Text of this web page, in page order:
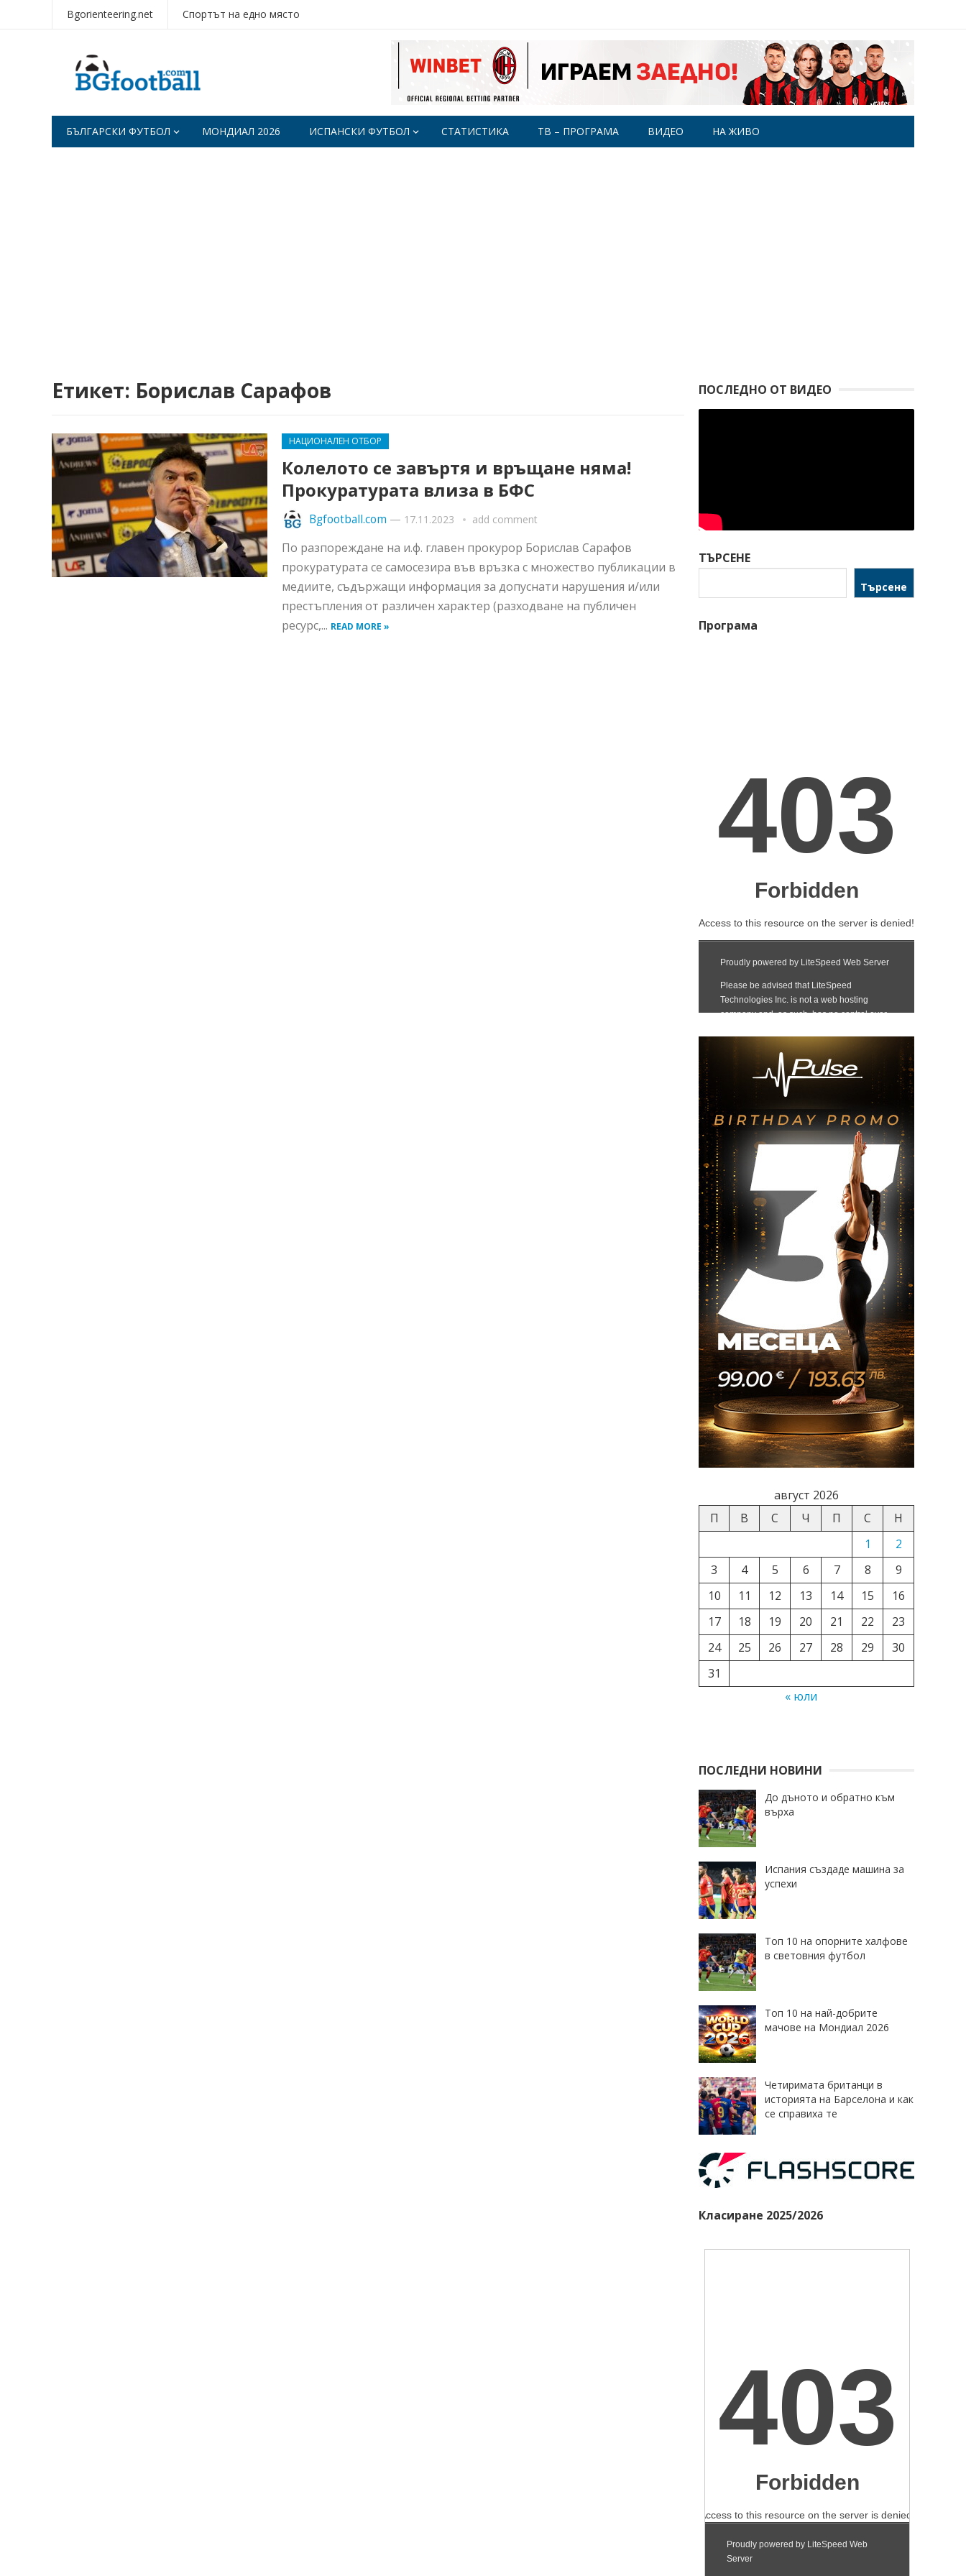
Bgorienteering.net Спортът на едно място
БЪЛГАРСКИ ФУТБОЛ МОНДИАЛ 2026 ИСПАНСКИ ФУТБОЛ СТАТИСТИКА ТВ – ПРОГРАМА ВИДЕО НА ЖИВО
Етикет: Борислав Сарафов
НАЦИОНАЛЕН ОТБОР
Колелото се завъртя и връщане няма!
Прокуратурата влиза в БФС
Bgfootball.com — 17.11.2023 add comment
По разпореждане на и.ф. главен прокурор Борислав Сарафов
прокуратурата се самосезира във връзка с множество публикации в
медиите, съдържащи информация за допуснати нарушения и/или
престъпления от различен характер (разходване на публичен
ресурс,... READ MORE »
ПОСЛЕДНО ОТ ВИДЕО
ТЪРСЕНЕ
Търсене
Програма
август 2026
П
В С Ч П С
Н
1
2
3
4 5 6 7 8
9
10
11 12 13 14 15
16
17
18 19 20 21 22
23
24
25 26 27 28 29
30
31
« юли
ПОСЛЕДНИ НОВИНИ
До дъното и обратно към
върха
Испания създаде машина за
успехи
Топ 10 на опорните халфове
в световния футбол
Топ 10 на най-добрите
мачове на Мондиал 2026
Четиримата британци в
историята на Барселона и как
се справиха те
Класиране 2025/2026